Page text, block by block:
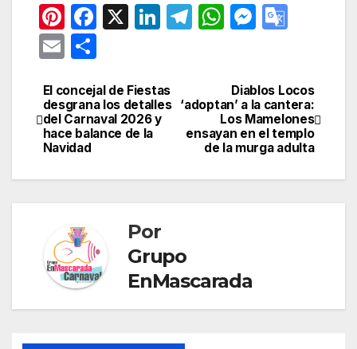
Pi
nt
er
e
st
F
e
b
o
X
Li
e
dI
T
gr
a
m
W
s
A
p
M
s
e
n
gl
e
Tr
E
ail m
p
ar
tir
Navegación
de
Diablos Locos
‘adoptan’ a la cantera:
Los Mamelones
ensayan en el templo
de la murga adulta
El concejal de Fiestas
desgrana los detalles
del Carnaval 2026 y
hace balance de la
Navidad
Por
Grupo
EnMascarada